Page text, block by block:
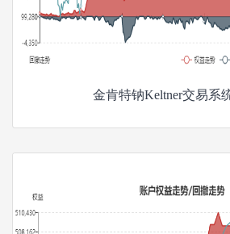
金肯特钠Keltner交易系